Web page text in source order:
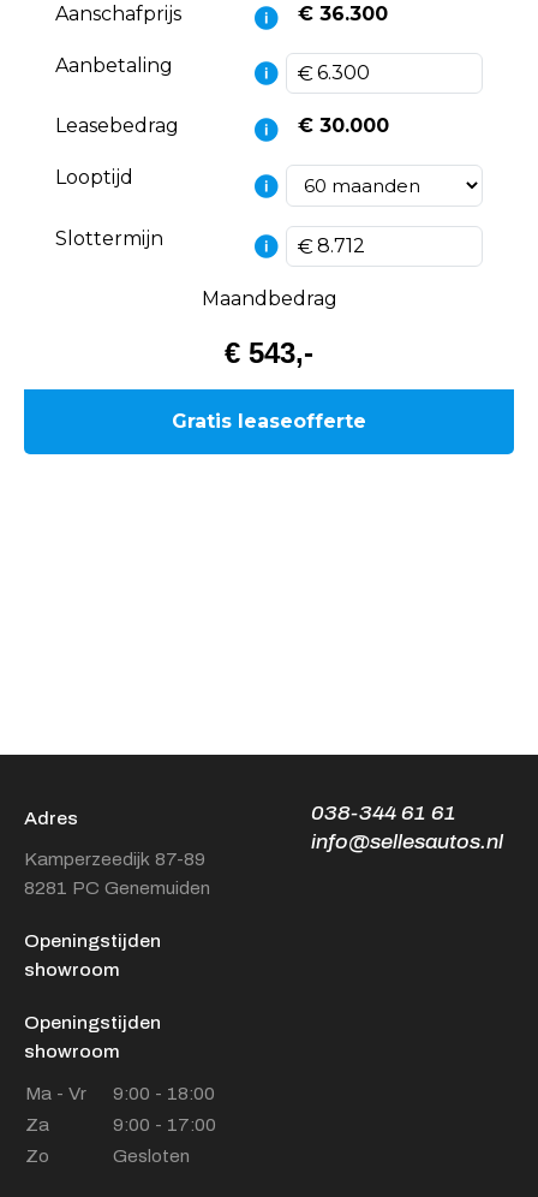
Adres
Kamperzeedijk 87-89
8281 PC Genemuiden
038-344 61 61
info@sellesautos.nl
Openingstijden
showroom
Openingstijden
showroom
Ma - Vr
9:00 - 18:00
Za
9:00 - 17:00
Zo
Gesloten